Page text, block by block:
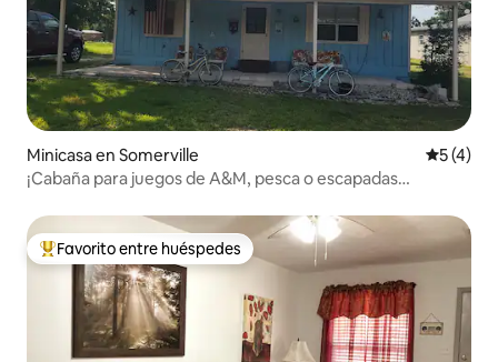
Minicasa en Somerville
5 (4)
¡Cabaña para juegos de A&M, pesca o escapadas
De los mejores en Favorito entre huéspedes
Favorito entre huéspedes